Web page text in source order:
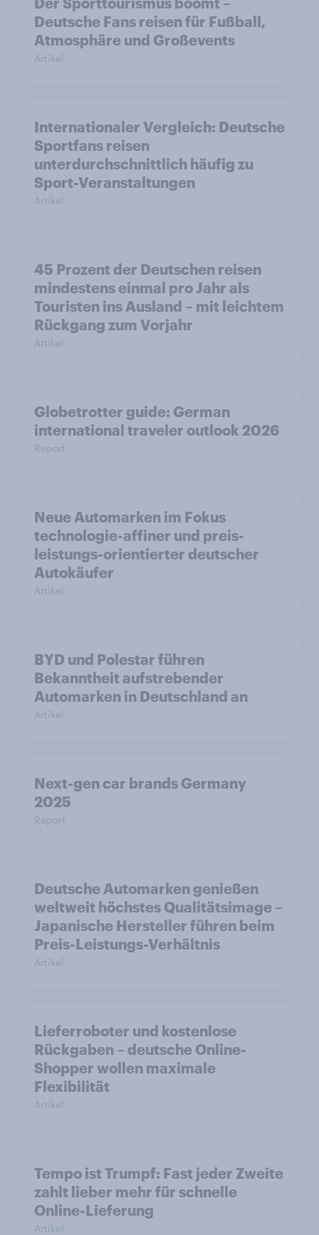
Deutsche Fans reisen für Fußball,
Atmosphäre und Großevents
Artikel
Internationaler Vergleich: Deutsche
Sportfans reisen
unterdurchschnittlich häufig zu
Sport-Veranstaltungen
Artikel
45 Prozent der Deutschen reisen
mindestens einmal pro Jahr als
Touristen ins Ausland – mit leichtem
Rückgang zum Vorjahr
Artikel
Globetrotter guide: German
international traveler outlook 2026
Report
Neue Automarken im Fokus
technologie-affiner und preis-
leistungs-orientierter deutscher
Autokäufer
Artikel
BYD und Polestar führen
Bekanntheit aufstrebender
Automarken in Deutschland an
Artikel
Next-gen car brands Germany
2025
Report
Deutsche Automarken genießen
weltweit höchstes Qualitätsimage –
Japanische Hersteller führen beim
Preis-Leistungs-Verhältnis
Artikel
Lieferroboter und kostenlose
Rückgaben – deutsche Online-
Shopper wollen maximale
Flexibilität
Artikel
Tempo ist Trumpf: Fast jeder Zweite
zahlt lieber mehr für schnelle
Online-Lieferung
Artikel